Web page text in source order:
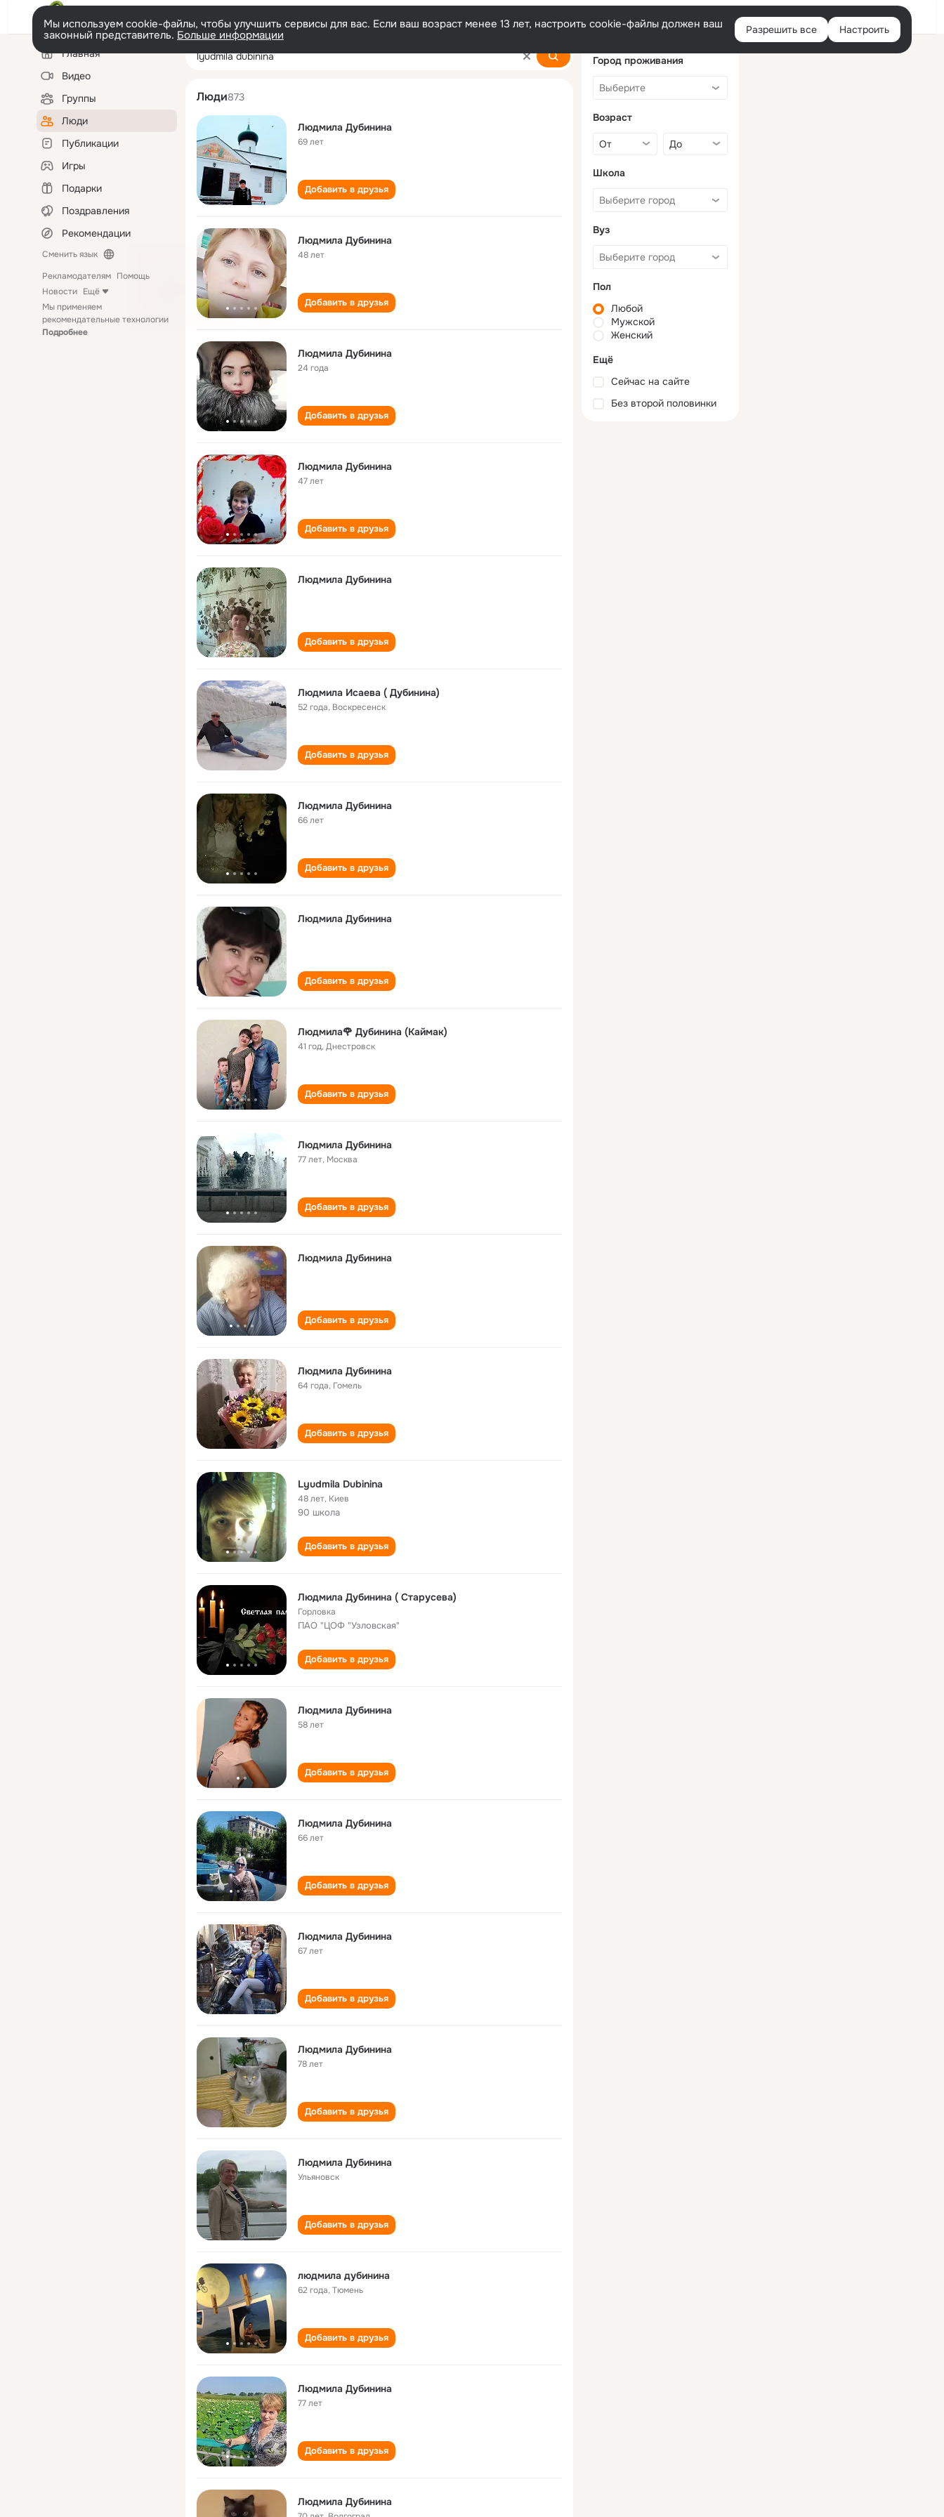
Войти
Мы используем cookie-файлы, чтобы улучшить сервисы для вас. Если ваш возраст менее 13 лет, настроить cookie-файлы должен ваш
законный представитель. Больше информации Разрешить все Настроить
Левая
колонкаГлавная
Видео
Группы
Люди
Публикации
Игры
Подарки
Поздравления
Рекомендации
Сменить язык
Рекламодателям Помощь
Новости Ещё
Мы применяем
рекомендательные технологии
Подробнее
lyudmila dubinina
Люди873
Людмила Дубинина
69 лет
Добавить в друзья
Людмила Дубинина
48 лет
Добавить в друзья
Людмила Дубинина
24 года
Добавить в друзья
Людмила Дубинина
47 лет
Добавить в друзья
Людмила Дубинина
Добавить в друзья
Людмила Исаева ( Дубинина)
52 года, Воскресенск
Добавить в друзья
Людмила Дубинина
66 лет
Добавить в друзья
Людмила Дубинина
Добавить в друзья
Людмила🌹 Дубинина (Каймак)
41 год,Днестровск
Добавить в друзья
Людмила Дубинина
77 лет, Москва
Добавить в друзья
Людмила Дубинина
Добавить в друзья
Людмила Дубинина
64 года, Гомель
Добавить в друзья
Lyudmila Dubinina
48 лет, Киев
90 школа
Добавить в друзья
Людмила Дубинина ( Старусева)
Горловка
ПАО "ЦОФ "Узловская"
Добавить в друзья
Людмила Дубинина
58 лет
Добавить в друзья
Людмила Дубинина
66 лет
Добавить в друзья
Людмила Дубинина
67 лет
Добавить в друзья
Людмила Дубинина
78 лет
Добавить в друзья
Людмила Дубинина
Ульяновск
Добавить в друзья
людмила дубинина
62 года,Тюмень
Добавить в друзья
Людмила Дубинина
77 лет
Добавить в друзья
Людмила Дубинина
Город проживания
Возраст
Школа
Вуз
Пол
Любой
Мужской
Женский
Ещё
Сейчас на сайте
Без второй половинки